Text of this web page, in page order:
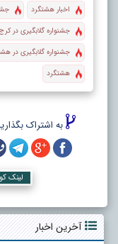
اخبار هشتگرد
جشنواره گلابگیری در کرج
جشنواره گلابگیری در
هشتگرد
به اشتراک
لینک
آخرین اخبار